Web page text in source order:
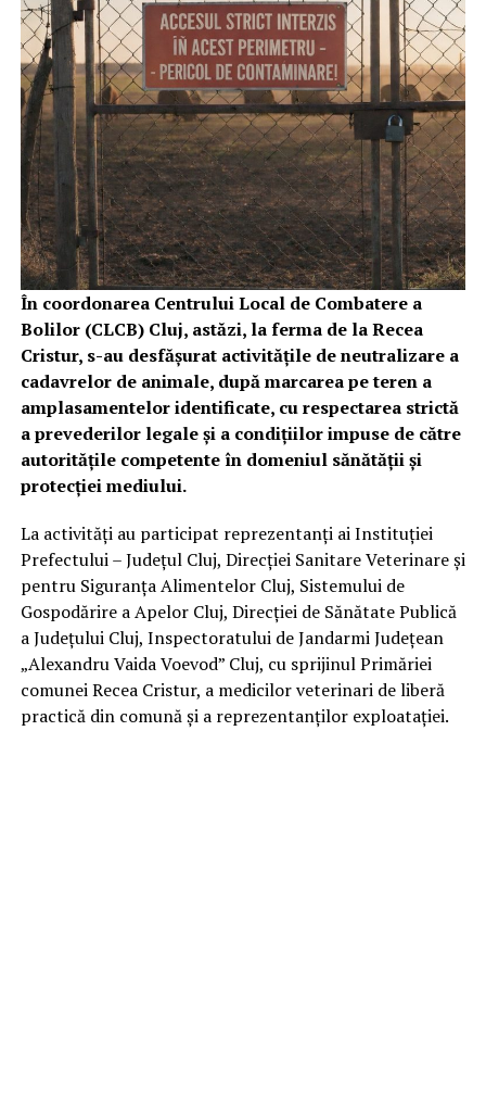
În coordonarea Centrului Local de Combatere a
Bolilor (CLCB) Cluj, astăzi, la ferma de la Recea
Cristur, s-au desfășurat activitățile de neutralizare a
cadavrelor de animale, după marcarea pe teren a
amplasamentelor identificate, cu respectarea strictă
a prevederilor legale și a condițiilor impuse de către
autoritățile competente în domeniul sănătății și
protecției mediului.
La activități au participat reprezentanți ai Instituției
Prefectului – Județul Cluj, Direcției Sanitare Veterinare și
pentru Siguranța Alimentelor Cluj, Sistemului de
Gospodărire a Apelor Cluj, Direcției de Sănătate Publică
a Județului Cluj, Inspectoratului de Jandarmi Județean
„Alexandru Vaida Voevod” Cluj, cu sprijinul Primăriei
comunei Recea Cristur, a medicilor veterinari de liberă
practică din comună și a reprezentanților exploatației.